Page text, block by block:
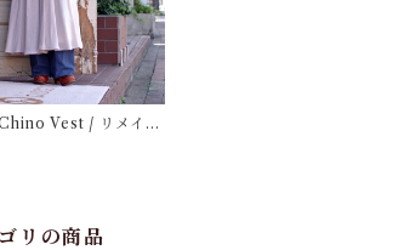
Vest / リメイク
リの商品